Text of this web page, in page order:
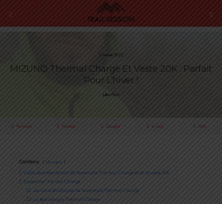
1 Février 2022
MIZUNO Thermal Charge Et Veste 20K : Parfait
Pour L’hiver !
Julien Picot
Partager Tweeter Épingler E-mail SMS
Contenu Masquer
1 Vidéo de présentation de l’ensemble Thermal Charge et de la veste 20K
2 Ensemble Thermal Charge
2.1
Les caractéristiques de l’ensemble Thermal Charge
2.2 La technologie Thermal Charge